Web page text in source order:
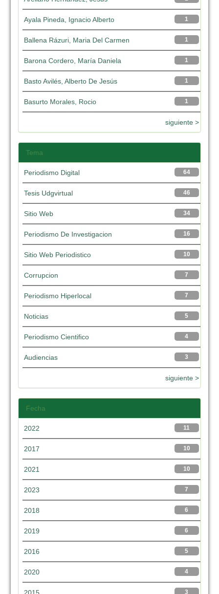
1
Ayala Pineda, Ignacio Alberto
1
Ballena Rázuri, Maria Del Carmen
1
Barona Cordero, María Daniela
1
Basto Avilés, Alberto De Jesús
1
Basurto Morales, Rocio
siguiente >
Tema
64
Periodismo Digital
46
Tesis Udgvirtual
34
Sitio Web
16
Periodismo De Investigacion
10
Sitio Web Periodistico
7
Corrupcion
7
Periodismo Hiperlocal
5
Noticias
4
Periodismo Cientifico
3
Audiencias
siguiente >
Fecha
11
2022
10
2017
10
2021
7
2023
6
2018
6
2019
5
2016
4
2020
3